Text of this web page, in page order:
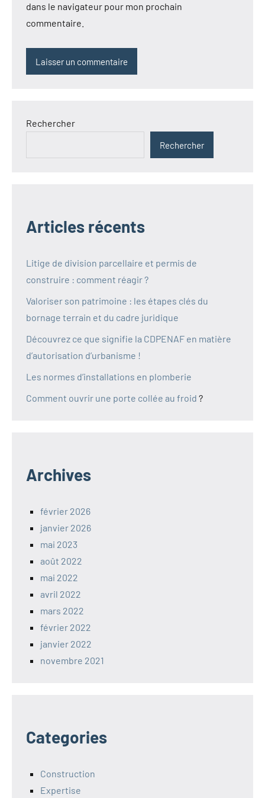
dans le navigateur pour mon prochain
commentaire.
Rechercher
Rechercher
Articles récents
Litige de division parcellaire et permis de
construire : comment réagir ?
Valoriser son patrimoine : les étapes clés du
bornage terrain et du cadre juridique
Découvrez ce que signifie la CDPENAF en matière
d’autorisation d’urbanisme !
Les normes d’installations en plomberie
Comment ouvrir une porte collée au froid ?
Archives
février 2026
janvier 2026
mai 2023
août 2022
mai 2022
avril 2022
mars 2022
février 2022
janvier 2022
novembre 2021
Categories
Construction
Expertise